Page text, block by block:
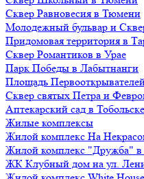
Сквер Равновесия в Тюмени
Молодежный бульвар и
Придомовая территория в
Сквер Романтиков в Урае
Парк Победы в Лабытнанги
Площадь
Сквер святых Петра и
Аптекарский сад в Тобольске
Жилые комплексы
Жилой комплекс На
Жилой комплекс "Дружба"
ЖК Клубный дом на ул.